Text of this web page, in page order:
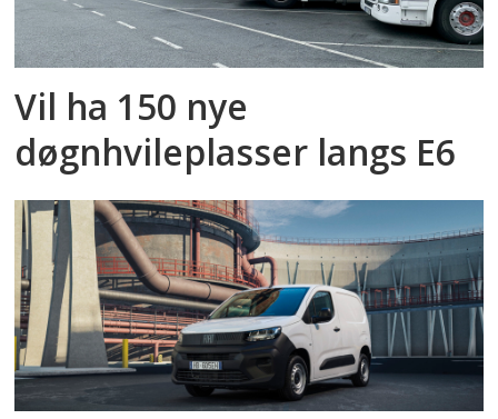
Vil ha 150 nye
døgnhvileplasser langs E6